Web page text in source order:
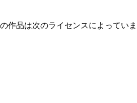
作品は次のライセンスによってい